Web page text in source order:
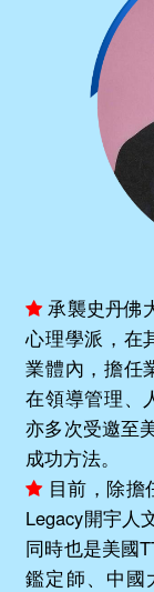
承襲史丹佛
心理學派，在
業體內，擔任
在領導管理、
亦多次受邀至
成功方法。
目前，除擔
Legacy開宇人
同時也是美國
鑑定師、中國